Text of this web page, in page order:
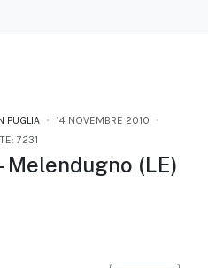
PUGLIA
14 NOVEMBRE 2010
7231
Melendugno (LE)